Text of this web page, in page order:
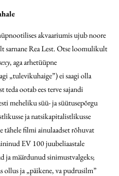
akvaariumis ujub noore
sarnane Rea Lest. Otse loomulikult
, aga arhetüüpne
„tulevikuhaige”) ei saagi olla
teda ootab ees terve sajandi
meheliku süü- ja süütusepõrgu
ja natsikapitalistlikusse
tähele filmi ainulaadset rõhuvat
EV 100 juubeliaastale
ja määrdunud sinimustvalgeks;
ollus ja „päikene, va pudrusilm”